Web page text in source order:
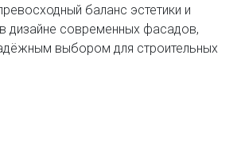
баланс эстетики и
дизайне современных фасадов,
выбором для строительных